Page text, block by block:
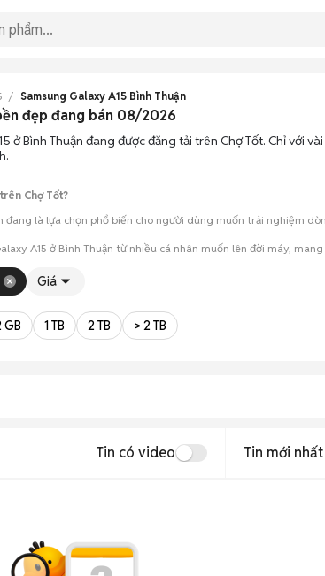
Samsung Galaxy A15 Bình Thuận
đẹp đang bán 08/2026
ở Bình Thuận đang được đăng tải trên Chợ Tốt. Chỉ với
Chợ Tốt?
đang là lựa chọn phổ biến cho người dùng muốn trải nghiệm
A15 ở Bình Thuận từ nhiều cá nhân muốn lên đời máy,
mua đánh giá chính xác hiệu năng thực tế của máy
Giá
GB 1 TB 2 TB > 2 TB
Tin có video Tin mới nhất